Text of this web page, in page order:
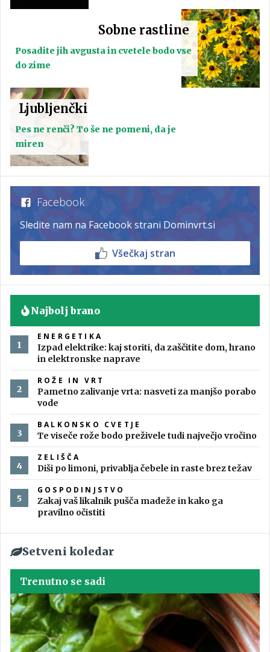
Sobne rastline
Posadite jih avgusta in cvetele bodo vse
do zime
Ljubljenčki
Pes ne renči? To še ne pomeni, da je
miren
Facebook
Sledite nam na Facebook strani Dominvrt.si
Všečkaj stran
Najbolj brano
ENERGETIKA
Izpad elektrike: kaj storiti, da zaščitite dom, hrano
in elektronske naprave
ROŽE IN VRT
Pametno zalivanje vrta: nasveti za manjšo porabo
vode
BALKONSKO CVETJE
Te viseče rože bodo preživele tudi največjo vročino
ZELIŠČA
Diši po limoni, privablja čebele in raste brez težav
GOSPODINJSTVO
Zakaj vaš likalnik pušča madeže in kako ga
pravilno očistiti
Setveni koledar
Trenutno se sadi